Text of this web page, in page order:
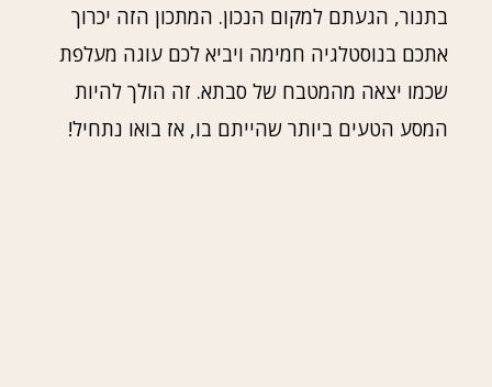
בתנור, הגעתם למקום הנכון. המתכון הזה יכרוך
אתכם בנוסטלגיה חמימה ויביא לכם עוגה מעלפת
שכמו יצאה מהמטבח של סבתא. זה הולך להיות
המסע הטעים ביותר שהייתם בו, אז בואו נתחיל!